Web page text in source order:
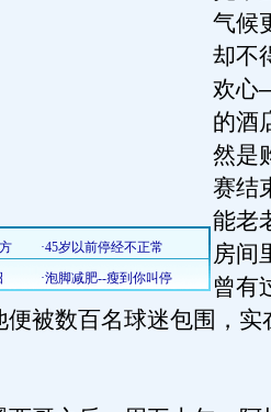
气候
却不
欢心
的酒
然是
赛结
能老
房间
曾有
便被数百名球迷包围，实